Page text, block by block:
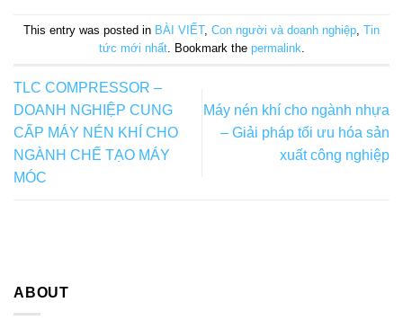
This entry was posted in BÀI VIẾT, Con người và doanh nghiệp Tin
tức mới nhất. Bookmark the permalink
TLC COMPRESSOR –
DOANH NGHIỆP CUNG
CẤP MÁY NÉN KHÍ CHO
NGÀNH CHẾ TẠO MÁY
MÓC
Máy nén khí cho ngành nhựa
– Giải pháp tối ưu hóa sản
xuất công nghiệp
ABOUT